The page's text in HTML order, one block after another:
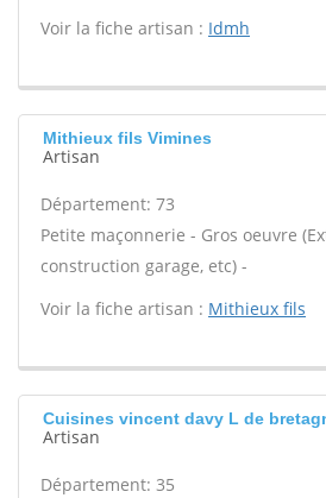
Voir la fiche artisan : Idmh
Mithieux fils Vimines
Artisan
Département: 73
Petite maçonnerie - Gros oeuvre
construction garage, etc) -
Voir la fiche artisan : Mithieux fils
Cuisines vincent davy L de
Artisan
Département: 35